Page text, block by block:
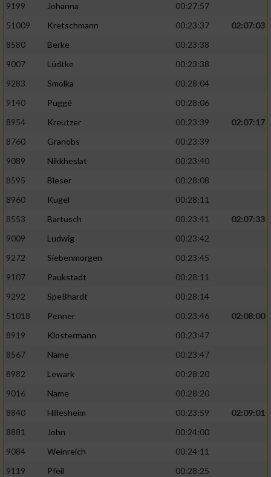
9199
Johanna
00:27:57
51009
Kretschmann 00:23:37
02:07:03
8580
Berke
00:23:38
9007
Lüdtke
00:23:38
9283
Smolka
00:28:04
9140
Puggé
00:28:06
8954
Kreutzer 00:23:39
02:07:17
8760
Granobs
00:23:39
9089
Nikkheslat
00:23:40
8595
Bleser
00:28:08
8960
Kugel
00:28:11
8553
Bartusch 00:23:41
02:07:33
9009
Ludwig
00:23:42
9272
Siebenmorgen
00:23:45
9107
Paukstadt
00:28:11
9292
Speßhardt
00:28:14
51018
Penner 00:23:46
02:08:00
8919
Klostermann
00:23:47
8567
Name
00:23:47
8982
Lewark
00:28:20
9016
Name
00:28:20
8840
Hillesheim 00:23:59
02:09:01
8881
John
00:24:00
9084
Weinreich
00:24:11
9119
Pfeil
00:28:25